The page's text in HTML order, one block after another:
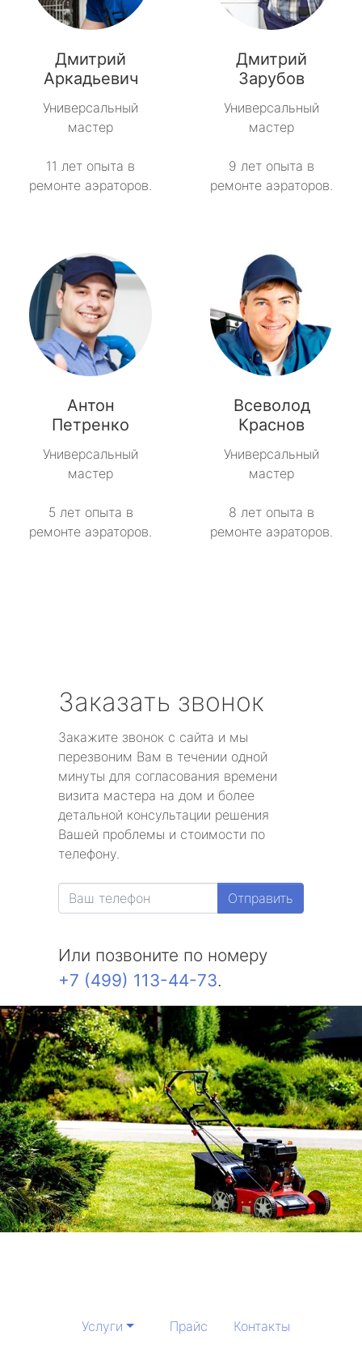
Дмитрий
Аркадьевич
Универсальный
мастер
11 лет опыта в
ремонте аэраторов.
Дмитрий
Зарубов
Универсальный
мастер
9 лет опыта в
ремонте аэраторов.
Антон
Петренко
Универсальный
мастер
5 лет опыта в
ремонте аэраторов.
Всеволод
Краснов
Универсальный
мастер
8 лет опыта в
ремонте аэраторов.
Заказать звонок
Закажите звонок с сайта и мы
перезвоним Вам в течении одной
минуты для согласования времени
визита мастера на дом и более
детальной консультации решения
Вашей проблемы и стоимости по
телефону.
Отправить
Или позвоните по номеру
+7 (499) 113-44-73.
Услуги Прайс Контакты